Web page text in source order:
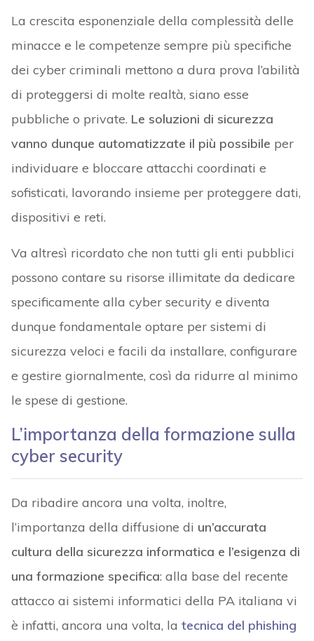
La crescita esponenziale della complessità delle
minacce e le competenze sempre più specifiche
dei cyber criminali mettono a dura prova l’abilità
di proteggersi di molte realtà, siano esse
pubbliche o private. Le soluzioni di sicurezza
vanno dunque automatizzate il più possibile per
individuare e bloccare attacchi coordinati e
sofisticati, lavorando insieme per proteggere dati,
dispositivi e reti.
Va altresì ricordato che non tutti gli enti pubblici
possono contare su risorse illimitate da dedicare
specificamente alla cyber security e diventa
dunque fondamentale optare per sistemi di
sicurezza veloci e facili da installare, configurare
e gestire giornalmente, così da ridurre al minimo
le spese di gestione.
L’importanza della formazione sulla
cyber security
Da ribadire ancora una volta, inoltre,
l’importanza della diffusione di un’accurata
cultura della sicurezza informatica e l’esigenza di
una formazione specifica: alla base del recente
attacco ai sistemi informatici della PA italiana vi
è infatti, ancora una volta, la tecnica del phishing